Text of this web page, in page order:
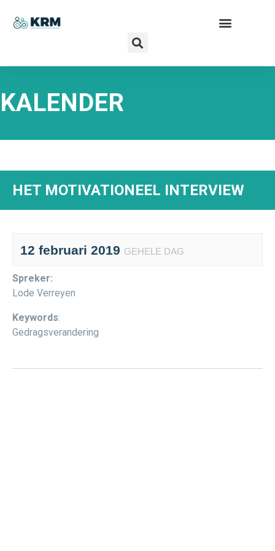
KALENDER
HET MOTIVATIONEEL INTERVIEW
12 februari 2019 GEHELE DAG
Spreker:
Lode Verreyen
Keywords:
Gedragsverandering